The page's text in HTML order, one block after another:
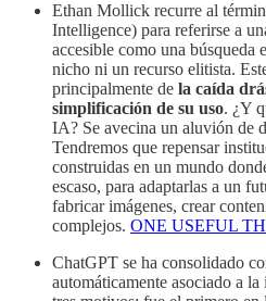
Ethan Mollick recurre al
Intelligence) para referirse a
accesible como una búsqueda
nicho ni un recurso elitista.
principalmente de la caída
simplificación de su uso. ¿Y
IA? Se avecina un aluvión de
Tendremos que repensar
construidas en un mundo
escaso, para adaptarlas a un
fabricar imágenes, crear
complejos. ONE USEFUL
ChatGPT se ha consolidado
automáticamente asociado a